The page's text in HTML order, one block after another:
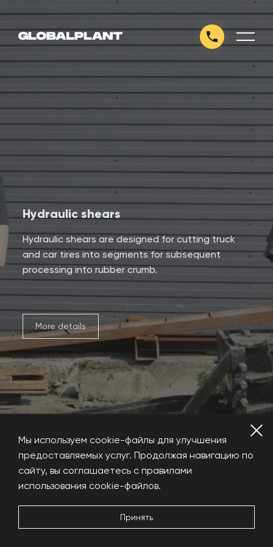
Hydraulic shears
Hydraulic shears are designed for cutting truck
and car tires into segments for subsequent
processing into rubber crumb.
More details
Hydraulic shears
Мы используем cookie-файлы для улучшения
предоставляемых услуг. Продолжая навигацию по
сайту, вы соглашаетесь с правилами
использования cookie-файлов.
Принять